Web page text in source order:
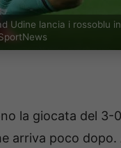
Udine lancia i rossoblu
la giocata del
arriva poco dopo.